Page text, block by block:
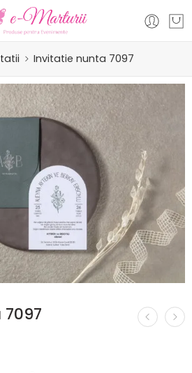
Invitatie nunta 7097